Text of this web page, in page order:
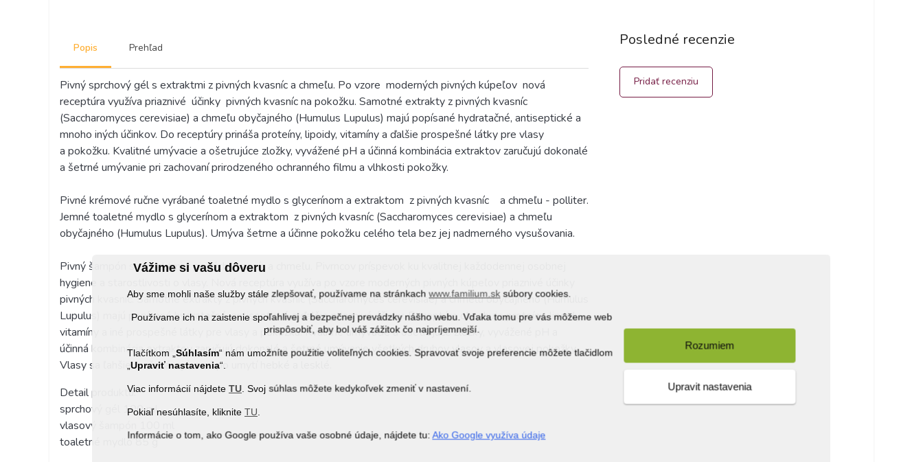
Vážime si vašu dôveru
Aby sme mohli naše služby stále zlepšovať, používame na stránkachwww.familium.sk súbory cookies.
Používame ich na zaistenie spoľahlivej a bezpečnej prevádzky nášho webu. Vďaka tomu pre vás môžeme web
prispôsobiť, aby bol váš zážitok čo najpríjemnejší.
Tlačítkom „Súhlasím“ nám umožníte použitie voliteľných cookies. Spravovať svoje preferencie môžete tlačidlom
„Upraviť nastavenia“.
Viac informácií nájdete TU . Svoj súhlas môžete kedykoľvek zmeniť v nastavení.
Pokiaľ nesúhlasíte, klikniteTU
Informácie o tom, ako Google používa vaše osobné údaje, nájdete tu: Ako Google využíva údaje
Rozumiem
Upravit nastavenia
Popis Prehľad
Pivný sprchový gél s extraktmi z pivných kvasníc a chmeľu. Po vzore moderných pivných kúpeľov nová
receptúra využíva priaznivé účinky pivných kvasníc na pokožku. Samotné extrakty z pivných kvasníc
(Saccharomyces cerevisiae) a chmeľu obyčajného (Humulus Lupulus) majú popísané hydratačné, antiseptické a
mnoho iných účinkov. Do receptúry prináša proteíny, lipoidy, vitamíny a ďalšie prospešné látky pre vlasy
a pokožku. Kvalitné umývacie a ošetrujúce zložky, vyvážené pH a účinná kombinácia extraktov zaručujú dokonalé
a šetrné umývanie pri zachovaní prirodzeného ochranného filmu a vlhkosti pokožky.
Pivné krémové ručne vyrábané toaletné mydlo s glycerínom a extraktom z pivných kvasníc
a chmeľu - polliter.
Jemné toaletné mydlo s glycerínom a extraktom z pivných kvasníc (Saccharomyces cerevisiae) a chmeľu
obyčajného (Humulus Lupulus). Umýva šetrne a účinne pokožku celého tela bez jej nadmerného vysušovania.
Pivný šampón s extraktmi z pivných kvasníc a chmeľu. Pivrncov príspevok ku kvalitnej každodennej osobnej
hygiene a starostlivosti o vlasy. Nová receptúra ​​využíva po vzore moderných pivných kúpeľov priaznivé účinky
pivných kvasníc. Samotné extrakty z pivných kvasníc (Saccharomyces cerevisiae) a chmeľu obyčajného (Humulus
Lupulus) majú popísané hydratačné, antiseptické a ďalšie priaznivé účinky. Receptúra ​​obsahuje proteíny, lipoidy,
vitamíny a iné prospešné látky pre vlasy a pokožku. Kvalitné umývacie a ošetrujúce zložky, vyvážené pH a
účinná kombinácia extraktov zaručujú dokonalé a šetrné umývanie všetkých druhov vlasov a vlasovej pokožky.
Vlasy sa ľahšie rozčesávajú, a sú po umytí hebké a lesklé.
Detail produktu:
sprchový gél 100 ml
vlasový šampón 100 ml
toaletné mydlo 85 g
Posledné recenzie
Pridať recenziu